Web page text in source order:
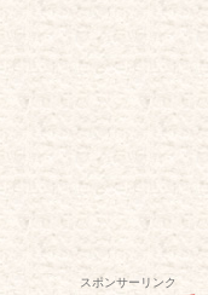
スポンサーリンク